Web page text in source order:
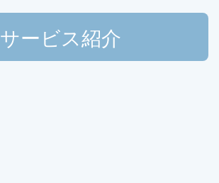
サービス紹介